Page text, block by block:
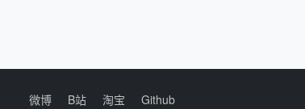
微博 B站 淘宝 Github